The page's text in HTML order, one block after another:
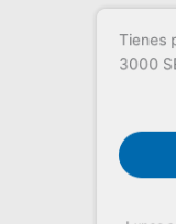
Tienes
3000